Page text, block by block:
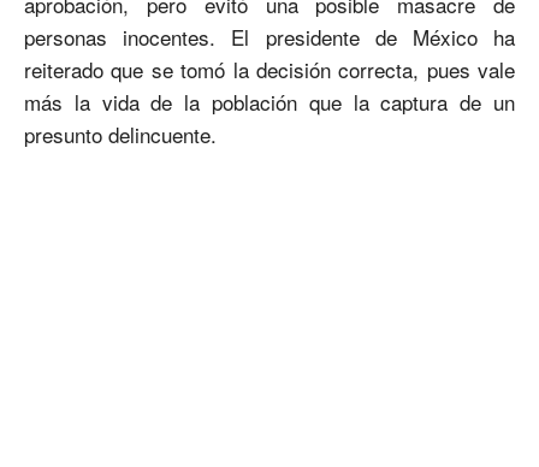
personas inocentes. El presidente de México ha
reiterado que se tomó la decisión correcta, pues vale
más la vida de la población que la captura de un
presunto delincuente.